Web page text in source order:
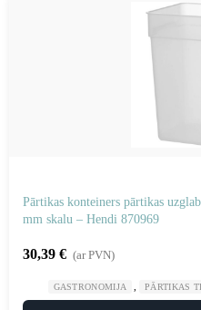
Pārtikas konteiners pārtikas
mm skalu – Hendi 870969
30,39 € (ar PVN)
GASTRONOMIJA PĀRTIKAS